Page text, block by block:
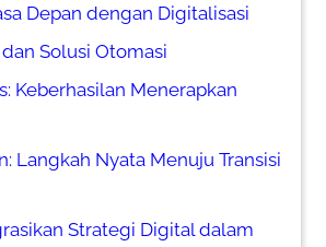
Depan dengan Digitalisasi
Solusi Otomasi
Keberhasilan Menerapkan
Langkah Nyata Menuju Transisi
Strategi Digital dalam